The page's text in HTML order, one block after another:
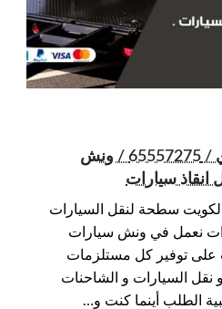
ونش اسطبلات الاحمدي / 65557275 / ونش
سيارات
سطحة لنقل السيارات
نعمل في ونش سيارات
على توفير كل مستلزمات
نقل السيارات و الشاحنات
الطلب أينما كنت و…